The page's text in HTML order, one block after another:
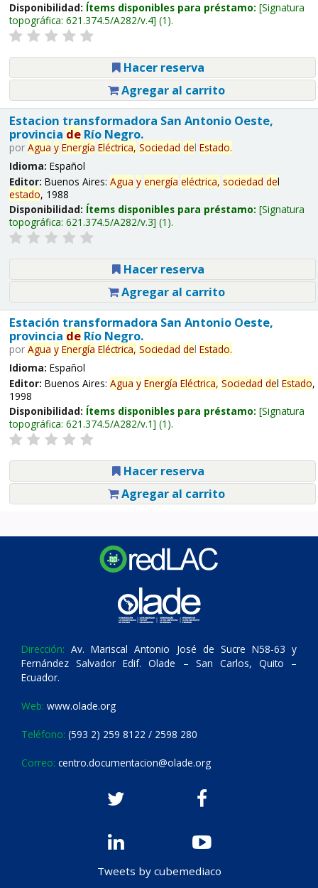
Disponibilidad: Ítems disponibles para préstamo: Signatura
topográfica: 621.374.5/A282/v.4 (1).
Hacer reserva
Agregar al carrito
Estacion transformadora San Antonio Oeste,
provincia deRío Negro.
por Agua y Energía Eléctrica, Sociedad del Estado.
Idioma: Español
Editor: Buenos Aires: Agua y energía eléctrica, sociedad del
estado, 1988
Disponibilidad: Ítems disponibles para préstamo: Signatura
topográfica: 621.374.5/A282/v.3 (1).
Hacer reserva
Agregar al carrito
Estación transformadora San Antonio Oeste,
provincia deRío Negro.
por Agua y Energía Eléctrica, Sociedad del Estado.
Idioma: Español
Editor: Buenos Aires: Agua y Energía Eléctrica, Sociedad del Estado,
1998
Disponibilidad: Ítems disponibles para préstamo: Signatura
topográfica: 621.374.5/A282/v.1 (1).
Hacer reserva
Agregar al carrito
Dirección: Av. Mariscal Antonio José de Sucre N58-63 y
Fernández Salvador Edif. Olade – San Carlos, Quito –
Ecuador.
Web: www.olade.org
Teléfono: (593 2) 259 8122 / 2598 280
Correo: centro.documentacion@olade.org
Tweets by cubemediaco